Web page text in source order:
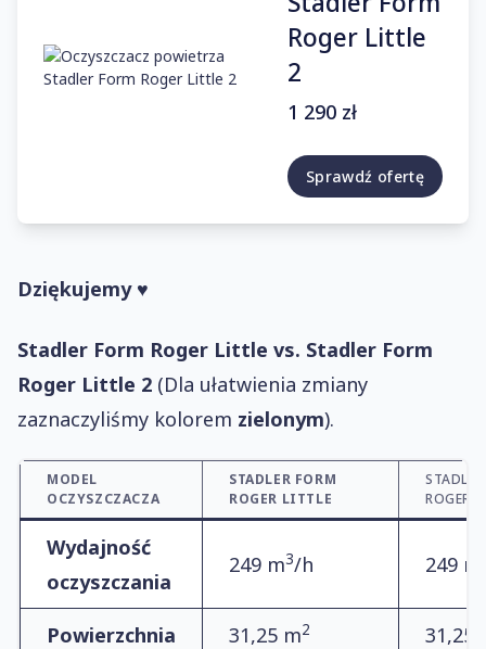
Roger Little
2
1 290 zł
Sprawdź ofertę
Dziękujemy ♥
Stadler Form Roger Little vs. Stadler Form
Roger Little 2 (Dla ułatwienia zmiany
zaznaczyliśmy kolorem zielonym).
MODEL
OCZYSZCZACZA
STADLER FORM
ROGER LITTLE
ROGER
Wydajność
oczyszczania
249 m3/h 249 m
Powierzchnia 31,25 m2 31,25